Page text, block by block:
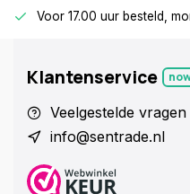
Voor 17.00 uur besteld,
Klantenservice
Veelgestelde vragen
info@sentrade.nl